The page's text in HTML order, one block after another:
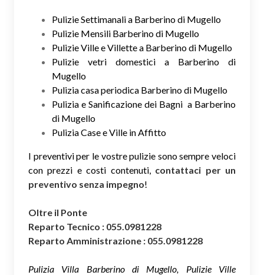
Pulizie Settimanali a Barberino di Mugello
Pulizie Mensili Barberino di Mugello
Pulizie Ville e Villette a Barberino di Mugello
Pulizie vetri domestici a Barberino di
Mugello
Pulizia casa periodica Barberino di Mugello
Pulizia e Sanificazione dei Bagni a Barberino
di Mugello
Pulizia Case e Ville in Affitto
I preventivi per le vostre pulizie sono sempre veloci
con prezzi e costi contenuti, contattaci per un
preventivo senza impegno!
Oltre il Ponte
Reparto Tecnico : 055.0981228
Reparto Amministrazione : 055.0981228
Pulizia Villa Barberino di Mugello, Pulizie Ville